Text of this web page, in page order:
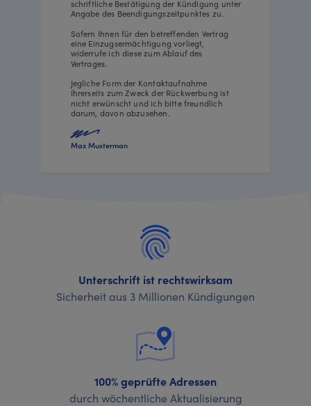
schriftliche Bestätigung der Kündigung unter
Angabe des Beendigungszeitpunktes zu.
Sofern Ihnen für den betreffenden Vertrag
eine Einzugsermächtigung vorliegt,
widerrufe ich diese zum Ablauf des
Vertrages.
Jegliche Form der Kontaktaufnahme
Ihrerseits zum Zweck der Rückwerbung ist
nicht erwünscht und ich bitte freundlich
darum, davon abzusehen.
Max Musterman
Unterschrift ist rechtswirksam
Sicherheit aus 3 Millionen Kündigungen
100% geprüfte Adressen
durch wöchentliche Aktualisierung